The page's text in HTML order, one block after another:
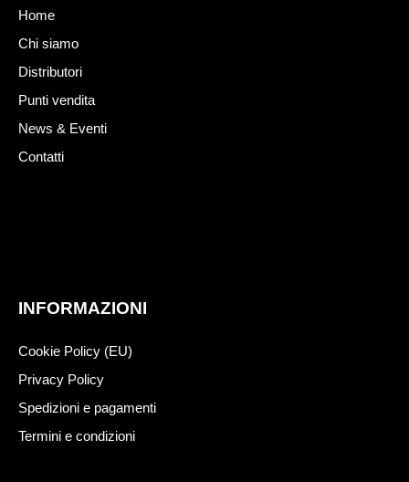
Home
Chi siamo
Distributori
Punti vendita
News & Eventi
Contatti
INFORMAZIONI
Cookie Policy (EU)
Privacy Policy
Spedizioni e pagamenti
Termini e condizioni